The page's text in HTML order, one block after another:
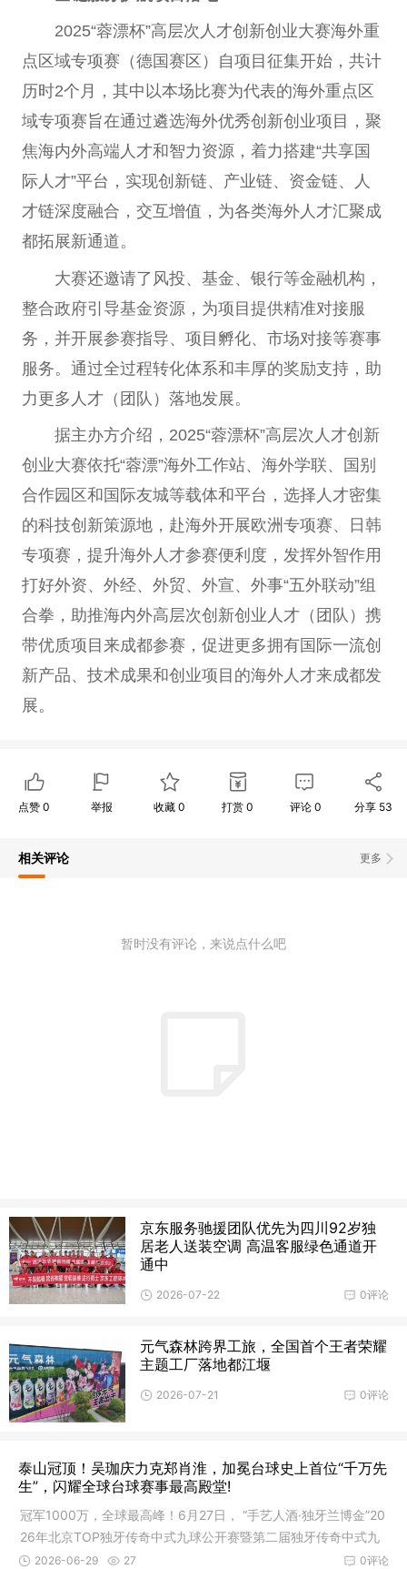
2025“蓉漂杯”高层次人才创新创业大赛海外重
点区域专项赛（德国赛区）自项目征集开始，共计
历时2个月，其中以本场比赛为代表的海外重点区
域专项赛旨在通过遴选海外优秀创新创业项目，聚
焦海内外高端人才和智力资源，着力搭建“共享国
际人才”平台，实现创新链、产业链、资金链、人
才链深度融合，交互增值，为各类海外人才汇聚成
都拓展新通道。
大赛还邀请了风投、基金、银行等金融机构，
整合政府引导基金资源，为项目提供精准对接服
务，并开展参赛指导、项目孵化、市场对接等赛事
服务。通过全过程转化体系和丰厚的奖励支持，助
力更多人才（团队）落地发展。
据主办方介绍，2025“蓉漂杯”高层次人才创新
创业大赛依托“蓉漂”海外工作站、海外学联、国别
合作园区和国际友城等载体和平台，选择人才密集
的科技创新策源地，赴海外开展欧洲专项赛、日韩
专项赛，提升海外人才参赛便利度，发挥外智作用
打好外资、外经、外贸、外宣、外事“五外联动”组
合拳，助推海内外高层次创新创业人才（团队）携
带优质项目来成都参赛，促进更多拥有国际一流创
新产品、技术成果和创业项目的海外人才来成都发
展。
点赞 0 举报 收藏0 打赏 0 评论 0 分享 53
更多
相关评论
暂时没有评论，来说点什么吧
京东服务驰援团队优先为四川92岁独
居老人送装空调 高温客服绿色通道开
通中
0评论
2026-07-22
元气森林跨界工旅，全国首个王者荣耀
主题工厂落地都江堰
0评论
2026-07-21
泰山冠顶！吴珈庆力克郑肖淮，加冕台球史上首位“千万先
生”，闪耀全球台球赛事最高殿堂!
冠军1000万，全球最高峰！6月27日， “手艺人酒·独牙兰博金”20
26年北京TOP独牙传奇中式九球公开赛暨第二届独牙传奇中式九
球国
0评论
2026-06-29 27